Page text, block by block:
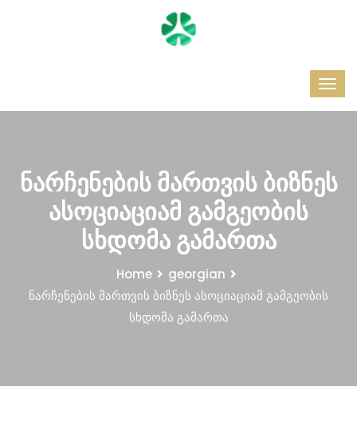
ნარჩენების მართვის ბიზნეს
ასოციაციამ გამგეობის
სხდომა გამართა
Home
georgian
ნარჩენების მართვის ბიზნეს ასოციაციამ გამგეობის
სხდომა გამართა